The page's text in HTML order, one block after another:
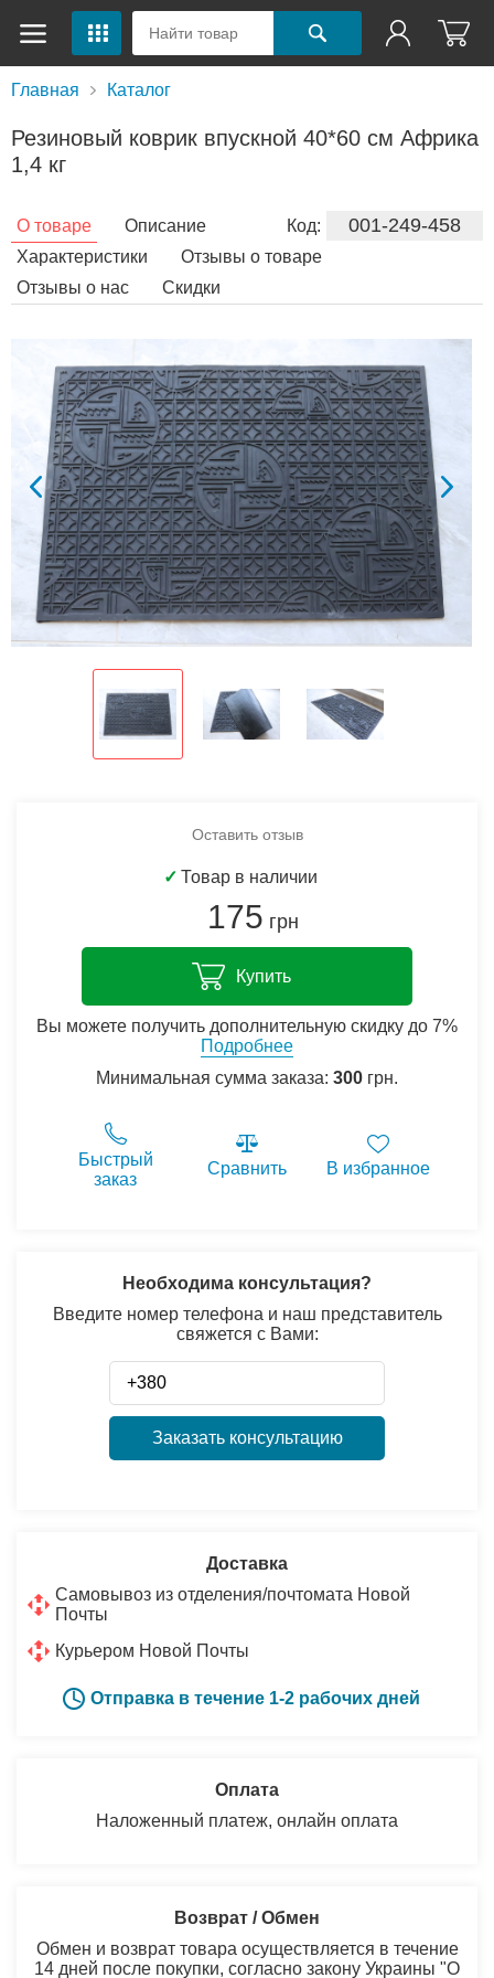
Главная Каталог
Резиновый коврик впускной 40*60 см Африка
1,4 кг
Код: 001-249-458
О товаре
Описание
Характеристики
Отзывы о товаре
Отзывы о нас
Скидки
Оставить отзыв
✓ Товар в наличии
175 грн
Купить
Вы можете получить дополнительную скидку до 7%
Подробнее
Минимальная сумма заказа: 300 грн.
Быстрый
заказ
Сравнить В избранное
Необходима консультация?
Введите номер телефона и наш представитель
свяжется с Вами:
Заказать консультацию
Доставка
Самовывоз из отделения/почтомата Новой
Почты
Курьером Новой Почты
Отправка в течение 1-2 рабочих дней
Оплата
Наложенный платеж, онлайн оплата
Возврат / Обмен
Обмен и возврат товара осуществляется в течение
14 дней после покупки, согласно закону Украины "О